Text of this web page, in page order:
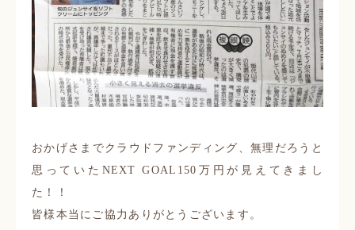
おかげさまでクラウドファンディング、無理だろうと
思っていたNEXT GOAL150万円が見えてきまし
た！！
皆様本当にご協力ありがとうございます。